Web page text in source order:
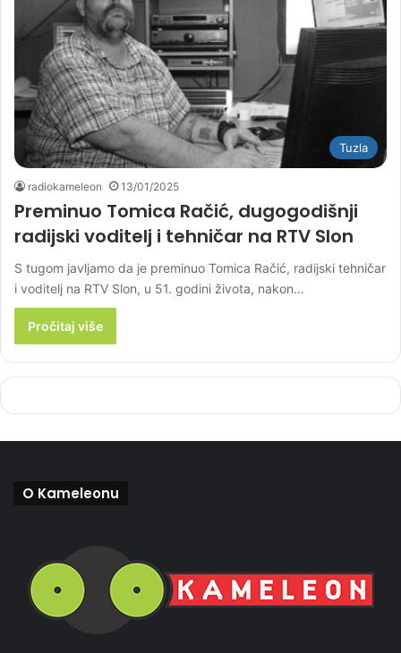
Tuzla
radiokameleon 13/01/2025
Preminuo Tomica Račić, dugogodišnji
radijski voditelj i tehničar na RTV Slon
S tugom javljamo da je preminuo Tomica Račić, radijski tehničar
i voditelj na RTV Slon, u 51. godini života, nakon…
Pročitaj više
O Kameleonu